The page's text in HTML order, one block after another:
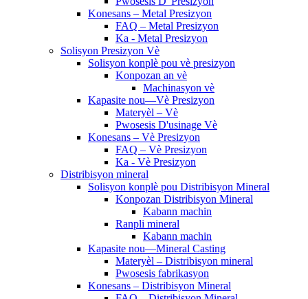
Konesans – Metal Presizyon
FAQ – Metal Presizyon
Ka - Metal Presizyon
Solisyon Presizyon Vè
Solisyon konplè pou vè presizyon
Konpozan an vè
Machinasyon vè
Kapasite nou—Vè Presizyon
Materyèl – Vè
Pwosesis D'usinage Vè
Konesans – Vè Presizyon
FAQ – Vè Presizyon
Ka - Vè Presizyon
Distribisyon mineral
Solisyon konplè pou Distribisyon Mineral
Konpozan Distribisyon Mineral
Kabann machin
Ranpli mineral
Kabann machin
Kapasite nou—Mineral Casting
Materyèl – Distribisyon mineral
Pwosesis fabrikasyon
Konesans – Distribisyon Mineral